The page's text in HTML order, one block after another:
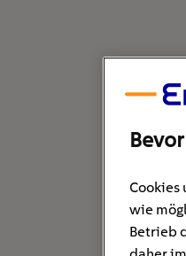
Cookies
wie
Betrieb